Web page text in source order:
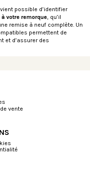
possible d’identifier
votre remorque , qu’il
remise à neuf complète. Un
permettent de
et d’assurer des
vente